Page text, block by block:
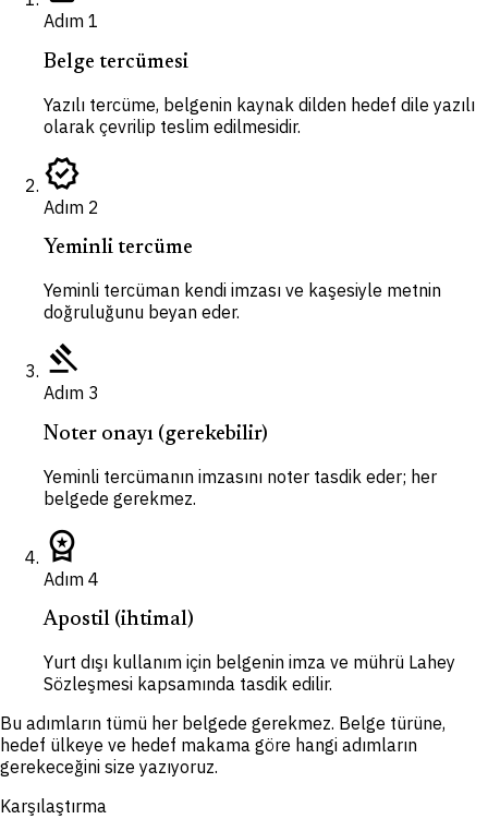
Adım 1
Belge tercümesi
Yazılı tercüme, belgenin kaynak dilden hedef dile yazılı
olarak çevrilip teslim edilmesidir.
verified
Adım 2
Yeminli tercüme
Yeminli tercüman kendi imzası ve kaşesiyle metnin
doğruluğunu beyan eder.
gavel
Adım 3
Noter onayı (gerekebilir)
Yeminli tercümanın imzasını noter tasdik eder; her
belgede gerekmez.
workspace_premium
Adım 4
Apostil (ihtimal)
Yurt dışı kullanım için belgenin imza ve mührü Lahey
Sözleşmesi kapsamında tasdik edilir.
Bu adımların tümü her belgede gerekmez. Belge türüne,
hedef ülkeye ve hedef makama göre hangi adımların
gerekeceğini size yazıyoruz.
Karşılaştırma